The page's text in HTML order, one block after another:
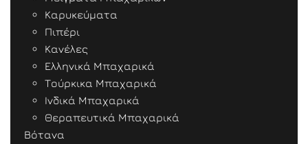
Καρυκεύματα
Πιπέρι
Κανέλες
Ελληνικά Μπαχαρικά
Τούρκικα Μπαχαρικά
Ινδικά Μπαχαρικά
Θεραπευτικά Μπαχαρικά
Βότανα